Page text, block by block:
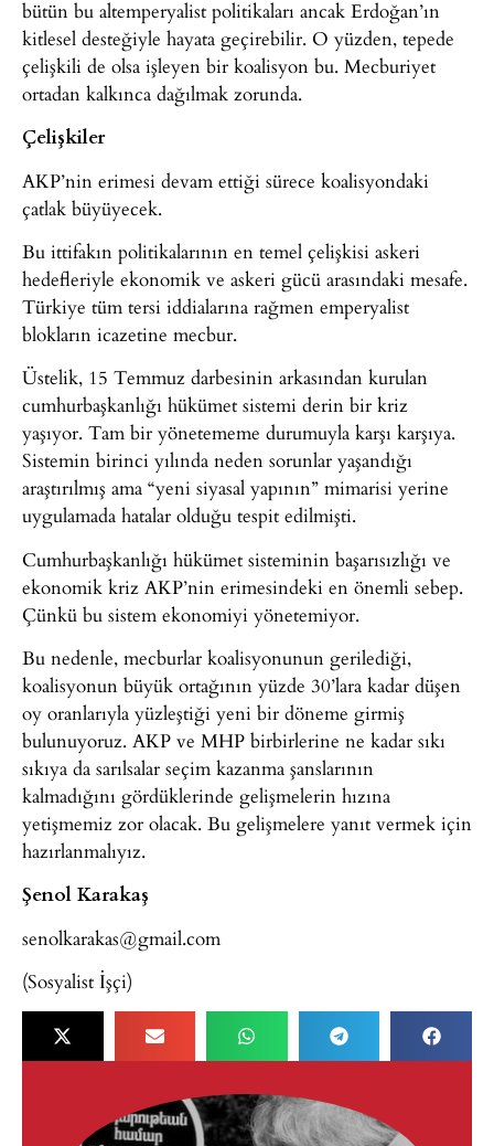
bütün bu altemperyalist politikaları ancak Erdoğan’ın
kitlesel desteğiyle hayata geçirebilir. O yüzden, tepede
çelişkili de olsa işleyen bir koalisyon bu. Mecburiyet
ortadan kalkınca dağılmak zorunda.
Çelişkiler
AKP’nin erimesi devam ettiği sürece koalisyondaki
çatlak büyüyecek.
Bu ittifakın politikalarının en temel çelişkisi askeri
hedefleriyle ekonomik ve askeri gücü arasındaki mesafe.
Türkiye tüm tersi iddialarına rağmen emperyalist
blokların icazetine mecbur.
Üstelik, 15 Temmuz darbesinin arkasından kurulan
cumhurbaşkanlığı hükümet sistemi derin bir kriz
yaşıyor. Tam bir yönetememe durumuyla karşı karşıya.
Sistemin birinci yılında neden sorunlar yaşandığı
araştırılmış ama “yeni siyasal yapının” mimarisi yerine
uygulamada hatalar olduğu tespit edilmişti.
Cumhurbaşkanlığı hükümet sisteminin başarısızlığı ve
ekonomik kriz AKP’nin erimesindeki en önemli sebep.
Çünkü bu sistem ekonomiyi yönetemiyor.
Bu nedenle, mecburlar koalisyonunun gerilediği,
koalisyonun büyük ortağının yüzde 30’lara kadar düşen
oy oranlarıyla yüzleştiği yeni bir döneme girmiş
bulunuyoruz. AKP ve MHP birbirlerine ne kadar sıkı
sıkıya da sarılsalar seçim kazanma şanslarının
kalmadığını gördüklerinde gelişmelerin hızına
yetişmemiz zor olacak. Bu gelişmelere yanıt vermek için
hazırlanmalıyız.
Şenol Karakaş
senolkarakas@gmail.com
(Sosyalist İşçi)